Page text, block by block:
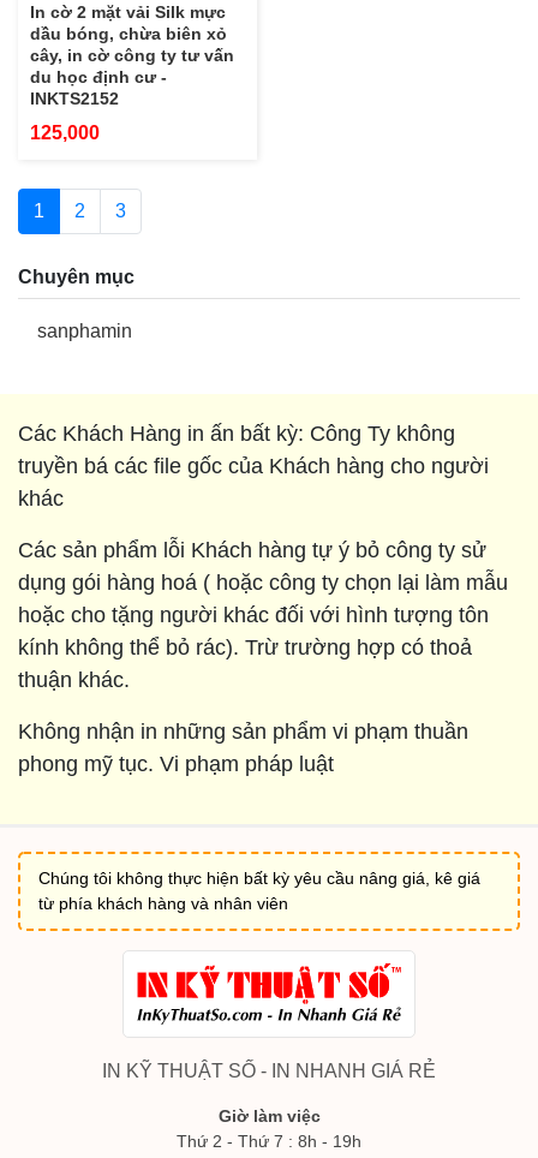
In cờ 2 mặt vải Silk mực
dầu bóng, chừa biên xỏ
cây, in cờ công ty tư vấn
du học định cư -
INKTS2152
125,000
1 2 3
Chuyên mục
sanphamin
Các Khách Hàng in ấn bất kỳ: Công Ty không
truyền bá các file gốc của Khách hàng cho người
khác
Các sản phẩm lỗi Khách hàng tự ý bỏ công ty sử
dụng gói hàng hoá ( hoặc công ty chọn lại làm mẫu
hoặc cho tặng người khác đối với hình tượng tôn
kính không thể bỏ rác). Trừ trường hợp có thoả
thuận khác.
Không nhận in những sản phẩm vi phạm thuần
phong mỹ tục. Vi phạm pháp luật
Chúng tôi không thực hiện bất kỳ yêu cầu nâng giá, kê giá
từ phía khách hàng và nhân viên
IN KỸ THUẬT SỐ - IN NHANH GIÁ RẺ
Giờ làm việc
Thứ 2 - Thứ 7 : 8h - 19h